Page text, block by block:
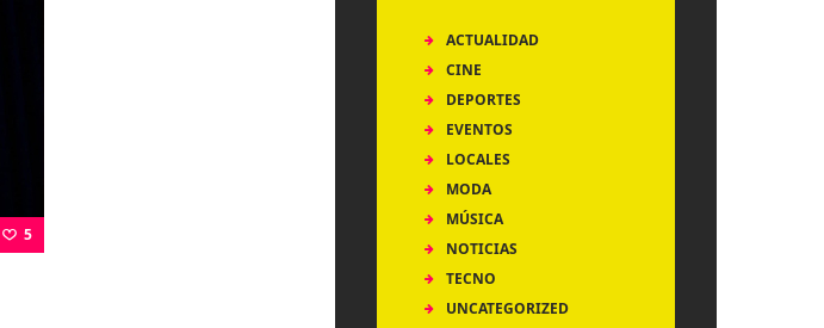
5
ACTUALIDAD
CINE
DEPORTES
EVENTOS
LOCALES
MODA
MÚSICA
NOTICIAS
TECNO
UNCATEGORIZED